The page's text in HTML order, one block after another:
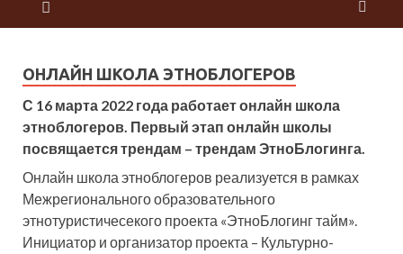
ОНЛАЙН ШКОЛА ЭТНОБЛОГЕРОВ
С 16 марта 2022 года работает онлайн школа
этноблогеров. Первый этап онлайн школы
посвящается трендам – трендам ЭтноБлогинга.
Онлайн школа этноблогеров реализуется в рамках
Межрегионального образовательного
этнотуристичесекого проекта «ЭтноБлогинг тайм».
Инициатор и организатор проекта – Культурно-